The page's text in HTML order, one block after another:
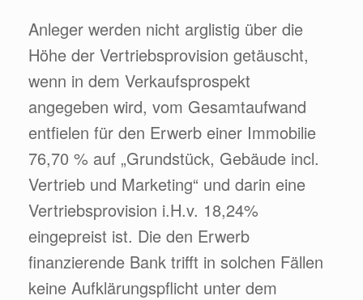
Anleger werden nicht arglistig über die
Höhe der Vertriebsprovision getäuscht,
wenn in dem Verkaufsprospekt
angegeben wird, vom Gesamtaufwand
entfielen für den Erwerb einer Immobilie
76,70 % auf „Grundstück, Gebäude incl.
Vertrieb und Marketing“ und darin eine
Vertriebsprovision i.H.v. 18,24%
eingepreist ist. Die den Erwerb
finanzierende Bank trifft in solchen Fällen
keine Aufklärungspflicht unter dem